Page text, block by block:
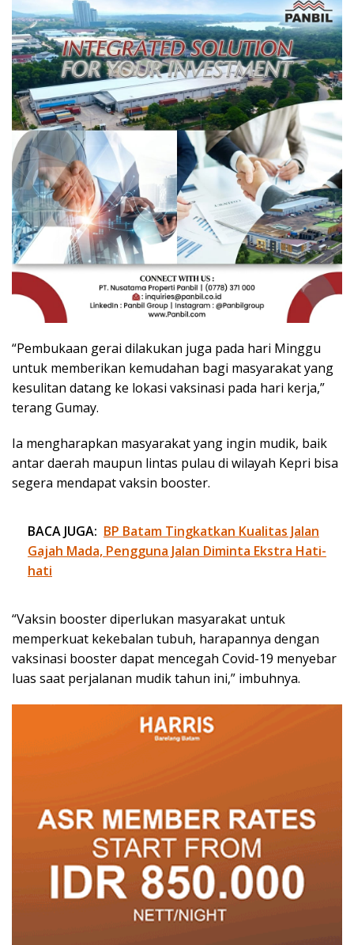
“Pembukaan gerai dilakukan juga pada hari Minggu
untuk memberikan kemudahan bagi masyarakat yang
kesulitan datang ke lokasi vaksinasi pada hari kerja,”
terang Gumay.
Ia mengharapkan masyarakat yang ingin mudik, baik
antar daerah maupun lintas pulau di wilayah Kepri bisa
segera mendapat vaksin booster.
BACA JUGA: BP Batam Tingkatkan Kualitas Jalan
Gajah Mada, Pengguna Jalan Diminta Ekstra Hati-
hati
“Vaksin booster diperlukan masyarakat untuk
memperkuat kekebalan tubuh, harapannya dengan
vaksinasi booster dapat mencegah Covid-19 menyebar
luas saat perjalanan mudik tahun ini,” imbuhnya.